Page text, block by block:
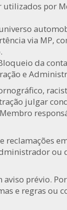
utilizados por
via MP,
da
e
julgar
reclamações
aviso prévio.
e regras ou